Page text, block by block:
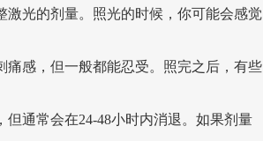
激光的剂量。照光的时候，你可能会感觉
痛感，但一般都能忍受。照完之后，有些
但通常会在24-48小时内消退。如果剂量